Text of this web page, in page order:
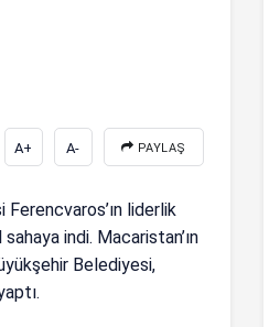
A+ A- PAYLAŞ
liderlik
indi. Macaristan’ın
Belediyesi,